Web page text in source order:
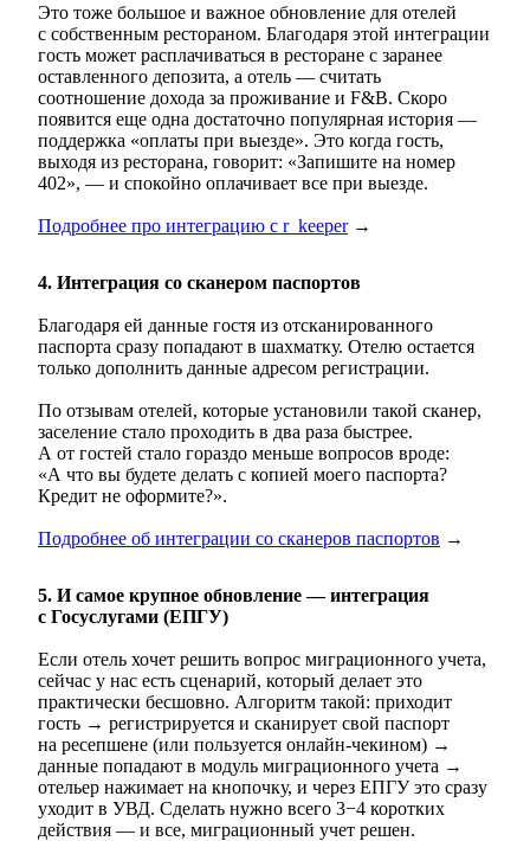
Это тоже большое и важное обновление для отелей
с собственным рестораном. Благодаря этой интеграции
гость может расплачиваться в ресторане с заранее
оставленного депозита, а отель — считать
соотношение дохода за проживание и F&B. Скоро
появится еще одна достаточно популярная история —
поддержка «оплаты при выезде». Это когда гость,
выходя из ресторана, говорит: «Запишите на номер
402», — и спокойно оплачивает все при выезде.
Подробнее про интеграцию с r_keeper→
4. Интеграция со сканером паспортов
Благодаря ей данные гостя из отсканированного
паспорта сразу попадают в шахматку. Отелю остается
только дополнить данные адресом регистрации.
По отзывам отелей, которые установили такой сканер,
заселение стало проходить в два раза быстрее.
А от гостей стало гораздо меньше вопросов вроде:
«А что вы будете делать с копией моего паспорта?
Кредит не оформите?».
Подробнее об интеграции со сканеров паспортов →
5. И самое крупное обновление — интеграция
с Госуслугами (ЕПГУ)
Если отель хочет решить вопрос миграционного учета,
сейчас у нас есть сценарий, который делает это
практически бесшовно. Алгоритм такой: приходит
гость → регистрируется и сканирует свой паспорт
на ресепшене (или пользуется онлайн-чекином) →
данные попадают в модуль миграционного учета →
отельер нажимает на кнопочку, и через ЕПГУ это сразу
уходит в УВД. Сделать нужно всего 3−4 коротких
действия — и все, миграционный учет решен.